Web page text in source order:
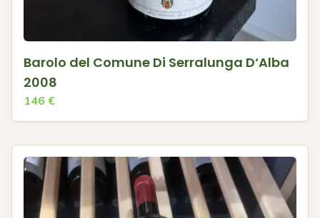
Barolo del Comune Di Serralunga D‘Alba
2008
146 €